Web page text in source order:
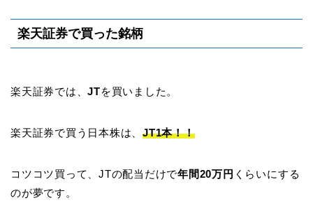
楽天証券で買った銘柄
楽天証券では、JTを買いました。
楽天証券で買う日本株は、JT1本！！
コツコツ買って、JTの配当だけで年間20万円 くらいにする
のが夢です。